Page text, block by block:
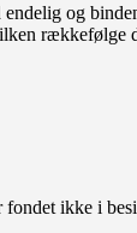
endelig og
rækkefølge
fondet ikke i